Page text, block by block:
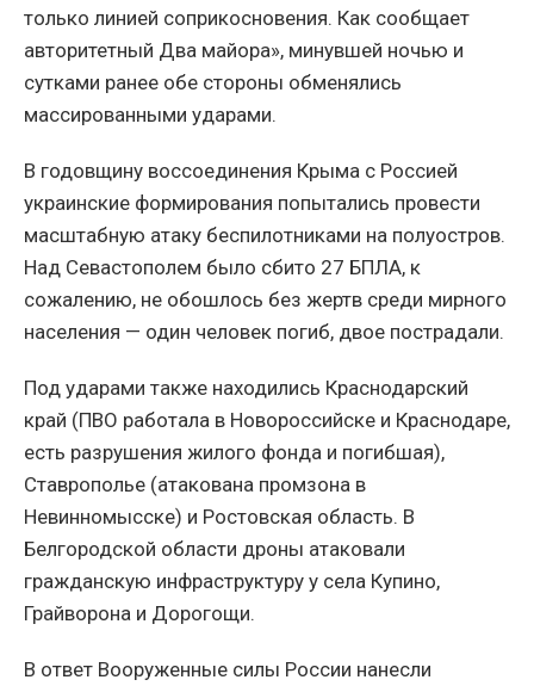
только линией соприкосновения. Как сообщает
авторитетный Два майора», минувшей ночью и
сутками ранее обе стороны обменялись
массированными ударами.
В годовщину воссоединения Крыма с Россией
украинские формирования попытались провести
масштабную атаку беспилотниками на полуостров.
Над Севастополем было сбито 27 БПЛА, к
сожалению, не обошлось без жертв среди мирного
населения — один человек погиб, двое пострадали.
Под ударами также находились Краснодарский
край (ПВО работала в Новороссийске и Краснодаре,
есть разрушения жилого фонда и погибшая),
Ставрополье (атакована промзона в
Невинномысске) и Ростовская область. В
Белгородской области дроны атаковали
гражданскую инфраструктуру у села Купино,
Грайворона и Дорогощи.
В ответ Вооруженные силы России нанесли